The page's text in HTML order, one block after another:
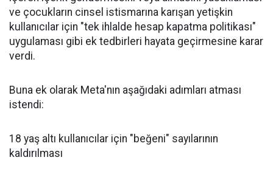
ve çocukların cinsel istismarına karışan yetişkin
kullanıcılar için "tek ihlalde hesap kapatma politikası"
uygulaması gibi ek tedbirleri hayata geçirmesine karar
verdi.
Buna ek olarak Meta'nın aşağıdaki adımları atması
istendi:
18 yaş altı kullanıcılar için "beğeni" sayılarının
kaldırılması